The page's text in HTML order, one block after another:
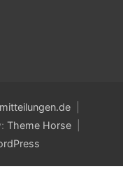
Theme Horse